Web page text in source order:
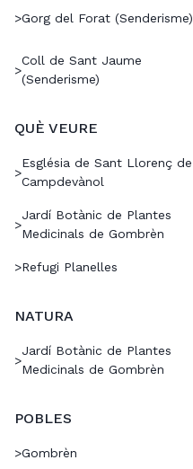
>Gorg del Forat (Senderisme)
>
Coll de Sant Jaume
(Senderisme)
QUÈ VEURE
>
Església de Sant Llorenç de
Campdevànol
>
Jardí Botànic de Plantes
Medicinals de Gombrèn
>Refugi Planelles
NATURA
>
Jardí Botànic de Plantes
Medicinals de Gombrèn
POBLES
>Gombrèn